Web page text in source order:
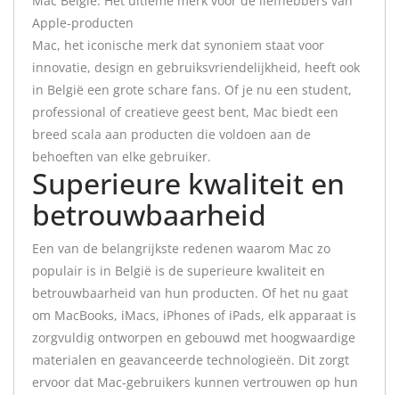
Apple-producten
Mac, het iconische merk dat synoniem staat voor
innovatie, design en gebruiksvriendelijkheid, heeft ook
in België een grote schare fans. Of je nu een student,
professional of creatieve geest bent, Mac biedt een
breed scala aan producten die voldoen aan de
behoeften van elke gebruiker.
Superieure kwaliteit en
betrouwbaarheid
Een van de belangrijkste redenen waarom Mac zo
populair is in België is de superieure kwaliteit en
betrouwbaarheid van hun producten. Of het nu gaat
om MacBooks, iMacs, iPhones of iPads, elk apparaat is
zorgvuldig ontworpen en gebouwd met hoogwaardige
materialen en geavanceerde technologieën. Dit zorgt
ervoor dat Mac-gebruikers kunnen vertrouwen op hun